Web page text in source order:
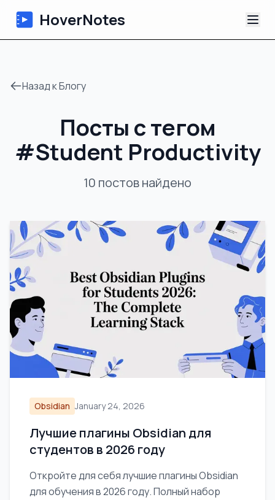
HoverNotes
ИИ-видеоконспекты
Уроки
Назад к Блогу
Посты с тегом
#Student Productivity
10 постовнайдено
Obsidian January 24, 2026
Лучшие плагины Obsidian для
студентов в 2026 году
Откройте для себя лучшие плагины Obsidian
для обучения в 2026 году. Полный набор